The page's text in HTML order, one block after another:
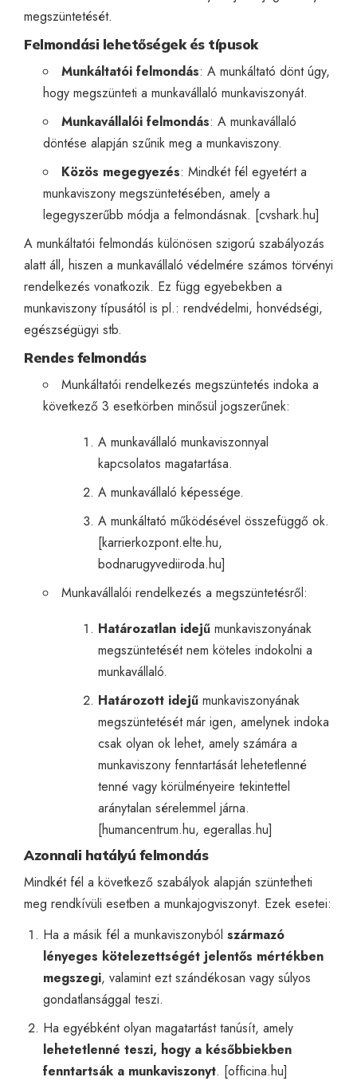
megszüntetését.
Felmondási lehetőségek és típusok
Munkáltatói felmondás: A munkáltató dönt úgy,
hogy megszünteti a munkavállaló munkaviszonyát.
Munkavállalói felmondás: A munkavállaló
döntése alapján szűnik meg a munkaviszony.
Közös megegyezés: Mindkét fél egyetért a
munkaviszony megszüntetésében, amely a
legegyszerűbb módja a felmondásnak. [cvshark.hu]
A munkáltatói felmondás különösen szigorú szabályozás
alatt áll, hiszen a munkavállaló védelmére számos törvényi
rendelkezés vonatkozik. Ez függ egyebekben a
munkaviszony típusától is pl.: rendvédelmi, honvédségi,
egészségügyi stb.
Rendes felmondás
Munkáltatói rendelkezés megszüntetés indoka a
következő 3 esetkörben minősül jogszerűnek:
A munkavállaló munkaviszonnyal
kapcsolatos magatartása.
A munkavállaló képessége.
A munkáltató működésével összefüggő ok.
[karrierkozpont.elte.hu,
bodnarugyvediiroda.hu]
Munkavállalói rendelkezés a megszüntetésről:
Határozatlan idejűmunkaviszonyának
megszüntetését nem köteles indokolni a
munkavállaló.
Határozott idejűmunkaviszonyának
megszüntetését már igen, amelynek indoka
csak olyan ok lehet, amely számára a
munkaviszony fenntartását lehetetlenné
tenné vagy körülményeire tekintettel
aránytalan sérelemmel járna.
[humancentrum.hu, egerallas.hu]
Azonnali hatályú felmondás
Mindkét fél a következő szabályok alapján szüntetheti
meg rendkívüli esetben a munkajogviszonyt. Ezek esetei:
Ha a másik fél a munkaviszonyból származó
lényeges kötelezettségét jelentős mértékben
megszegi, valamint ezt szándékosan vagy súlyos
gondatlansággal teszi.
Ha egyébként olyan magatartást tanúsít, amely
lehetetlenné teszi, hogy a későbbiekben
fenntartsák a munkaviszonyt. [officina.hu]